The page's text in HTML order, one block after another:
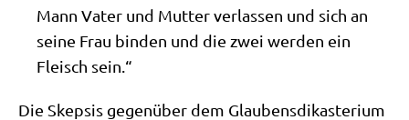
Mann Vater und Mut­ter ver­las­sen und sich an
sei­ne Frau bin­den und die zwei wer­den ein
Fleisch sein.“
Die Skep­sis gegen­über dem Glau­bens­dik­aste­ri­um